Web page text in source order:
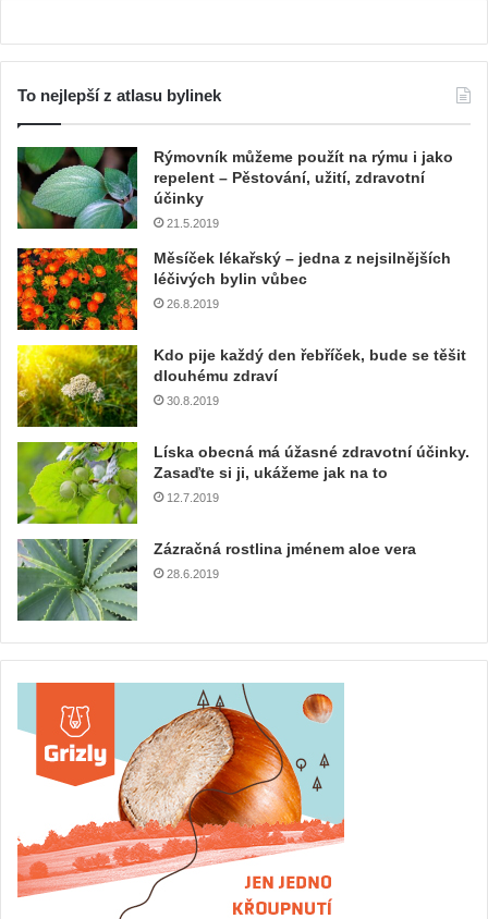
To nejlepší z atlasu bylinek
Rýmovník můžeme použít na rýmu i jako
repelent – Pěstování, užití, zdravotní
účinky
21.5.2019
Měsíček lékařský – jedna z nejsilnějších
léčivých bylin vůbec
26.8.2019
Kdo pije každý den řebříček, bude se těšit
dlouhému zdraví
30.8.2019
Líska obecná má úžasné zdravotní účinky.
Zasaďte si ji, ukážeme jak na to
12.7.2019
Zázračná rostlina jménem aloe vera
28.6.2019